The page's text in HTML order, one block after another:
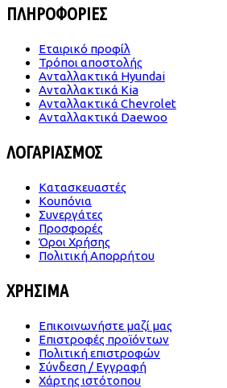
ΠΛΗΡΟΦΟΡΙΕΣ
Εταιρικό προφίλ
Τρόποι αποστολής
Ανταλλακτικά Hyundai
Ανταλλακτικά Kia
Ανταλλακτικά Chevrolet
Ανταλλακτικά Daewoo
ΛΟΓΑΡΙΑΣΜΟΣ
Κατασκευαστές
Κουπόνια
Συνεργάτες
Προσφορές
Όροι Χρήσης
Πολιτική Απορρήτου
ΧΡΗΣΙΜΑ
Επικοινωνήστε μαζί μας
Επιστροφές προϊόντων
Πολιτική επιστροφών
Σύνδεση / Εγγραφή
Χάρτης ιστότοπου